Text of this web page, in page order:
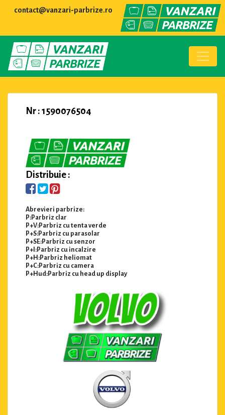
contact@vanzari-parbrize.ro
Nr : 1590076504
Distribuie :
Abrevieri parbrize:
P:Parbriz clar
P+V:Parbriz cu tenta verde
P+S:Parbriz cu parasolar
P+SE:Parbriz cu senzor
P+I:Parbriz cu incalzire
P+H:Parbriz heliomat
P+C:Parbriz cu camera
P+Hud:Parbriz cu head up display